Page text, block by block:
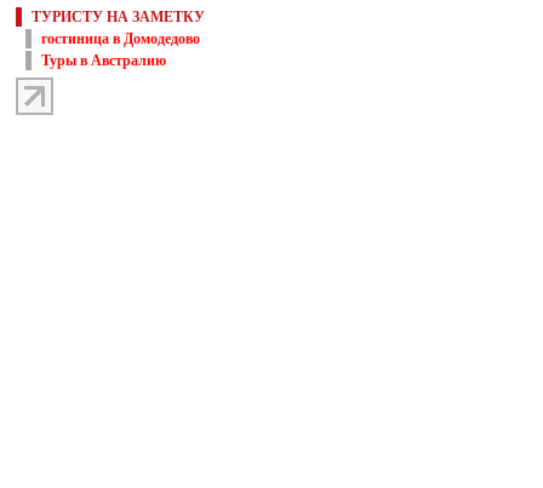
ТУРИСТУ НА ЗАМЕТКУ
гостиница в Домодедово
Туры в Австралию